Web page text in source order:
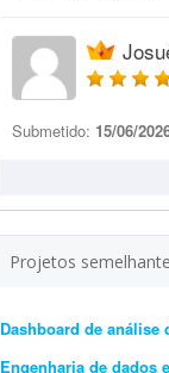
Submetido: 15/06/
Projetos
Dashboard de análise
Engenharia de dados